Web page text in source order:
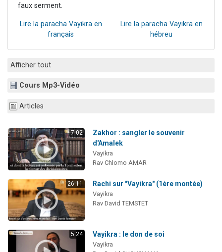
faux serment.
Lire la paracha Vayikra en
français
Lire la paracha Vayikra en
hébreu
Afficher tout
Cours Mp3-Vidéo
Articles
7:02
Zakhor : sangler le souvenir
d'Amalek
Vayikra
Rav Chlomo AMAR
26:11 Rachi sur "Vayikra" (1ère montée)
Vayikra
Rav David TEMSTET
5:24 Vayikra : le don de soi
Vayikra